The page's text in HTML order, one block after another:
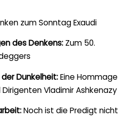
zum Sonntag Exaudi
des Denkens: Zum 50.
Dunkelheit:Eine Hommage
Vladimir Ashkenazy
Noch ist die Predigt nicht